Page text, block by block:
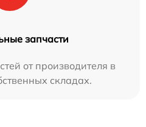
запчасти
от производителя в
складах.